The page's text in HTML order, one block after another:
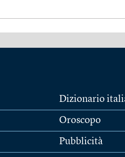
Dizionario
Oroscopo
Pubblicità